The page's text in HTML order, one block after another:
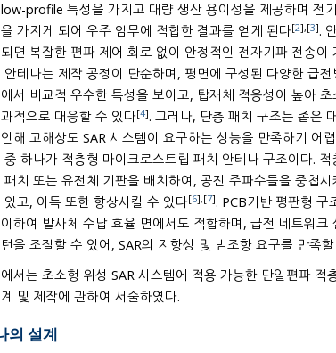
profile 특성을 가지고 대량 생산 용이성을 제공하며 전기적으
가지게 되어 우주 임무에 적합한 결과를 얻게 된다[2],[3].
면 복잡한 편파 제어 회로 없이 안정적인 전자기파 전송이
제작 공정이 단순하며, 평면에 구성된 다양한 급전방식이 반사손실 및 급전
서 비교적 우수한 특성을 보이고, 탑재체 적응성이 높아
을 효과적으로 대응할 수 있다[4]. 그러나, 단층 패치 구조는 좁은 대역폭 및 제한적인 이득
해 고해상도 SAR 시스템이 요구하는 성능을 만족하기 어
나가 적층형 마이크로스트립 패치 안테나 구조이다. 적층 구조는 상하에 서로
패치 또는 유전체 기판을 배치하여, 공진 주파수들을 중첩
확장할 수 있고, 이득 또한 향상시킬 수 있다[6],[7]. PCB기반 평판형 구
발사체 수납 효율 면에서도 적합하며, 급전 네트워크 설계를 통해 다양한 빔폭
을 조절할 수 있어, SAR의 지향성 및 빔조향 요구를 만족
서는 초소형 위성 SAR 시스템에 적용 가능한 단일편파 적
및 제작에 관하여 서술하였다.
의 설계